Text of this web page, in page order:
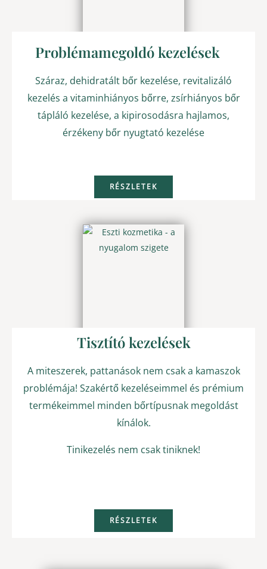
Problémamegoldó kezelések
Száraz, dehidratált bőr kezelése, revitalizáló
kezelés a vitaminhiányos bőrre, zsírhiányos bőr
tápláló kezelése, a kipirosodásra hajlamos,
érzékeny bőr nyugtató kezelése
RÉSZLETEK
Tisztító kezelések
A miteszerek, pattanások nem csak a kamaszok
problémája! Szakértő kezeléseimmel és prémium
termékeimmel minden bőrtípusnak megoldást
kínálok.
Tinikezelés nem csak tiniknek!
RÉSZLETEK